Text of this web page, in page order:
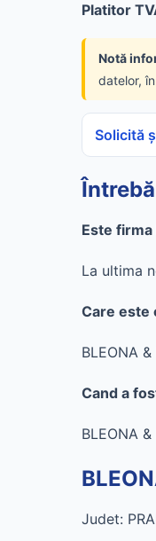
Platitor
Notă
datelor,
Solicită
Este firma
La ultima
Care este
BLEONA
Cand a
BLEONA
Judet: